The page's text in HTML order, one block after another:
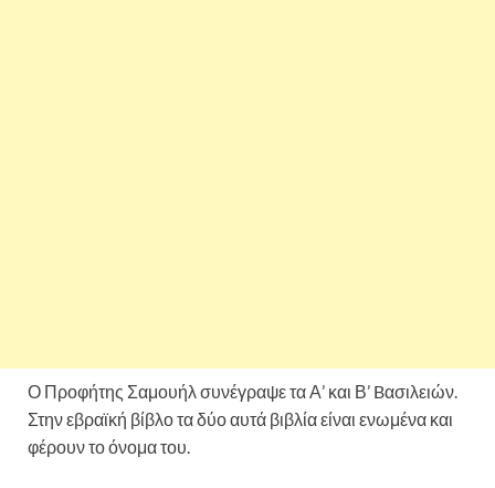
Ο Προφήτης Σαμουήλ συνέγραψε τα Α’ και Β’ Bασιλειών.
Στην εβραϊκή βίβλο τα δύο αυτά βιβλία είναι ενωμένα και
φέρουν το όνομα του.